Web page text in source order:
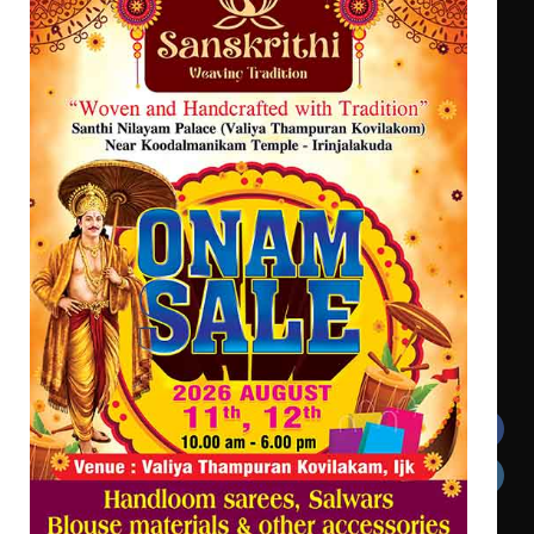
ഇടപെടണമെന്ന് ഐ.ടി.യു. ബാങ്ക്
നിക്ഷേപക സംരക്ഷണ സമിതി
ശക്തമായ കാറ്റിന് സാധ്യത – ആഗസ്റ്റ്
12 വരെ മഴ തുടരും, തൃശൂർ
ജില്ലയിൽ മഞ്ഞ അലർട്ട്
ശക്തമായ മഴ തുടരുന്നു – തൃശൂർ
ജില്ലയിൽ എല്ലാ വിദ്യാഭ്യാസ
സ്ഥാപനങ്ങൾക്കും ശനിയാഴ്ച
അവധി
Get In Touch
Twitter Facebook
LinkedIn Instagram
YouTube